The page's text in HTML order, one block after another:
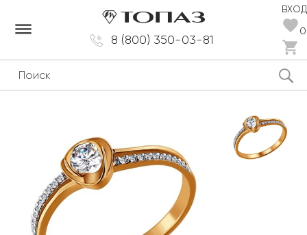
8 (800) 350-03-81
ВХОД
0
dehaze